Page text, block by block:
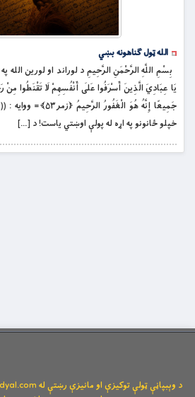
الله ټول ګناهونه بښي
بِسْمِ اللَّهِ الرَّحْمَنِ الرَّحِيمِ د لوراند او لورین الله
يَا عِبَادِيَ الَّذِينَ أَسْرَفُوا عَلَى أَنْفُسِهِمْ لَا تَقْنَطُوا مِنْ
جَمِيعًا إِنَّهُ هُوَ الْغَفُورُ
خپلو ځانونو په اړه له پولې اوښتي ياست! د […]